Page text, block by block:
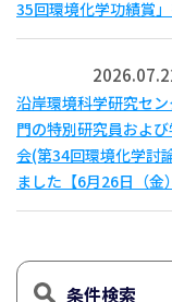
35回環境化学功績賞
沿岸環境科学研究セ
門の特別研究員およ
会(第34回環境化学討
ました【6月26日（金
条件検索